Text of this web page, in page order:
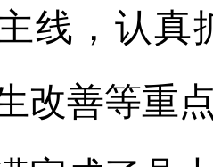
线，认真
改善等重